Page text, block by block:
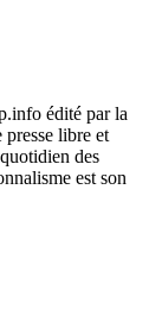
édité par la
libre et
des
est son